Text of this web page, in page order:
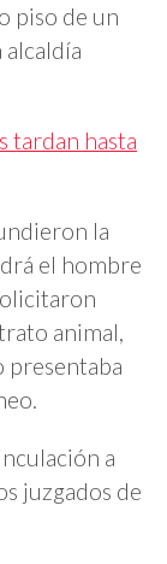
piso de un
tardan hasta
la
el hombre
animal,
presentaba
a
juzgados de